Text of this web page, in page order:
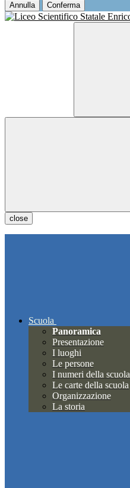
Annulla Conferma
close
Scuola
Panoramica
Presentazione
I luoghi
Le persone
I numeri della scuola
Le carte della scuola
Organizzazione
La storia